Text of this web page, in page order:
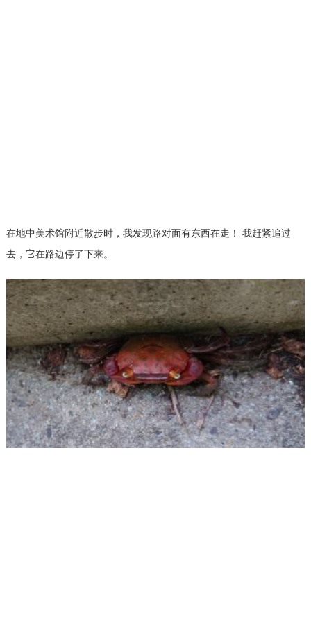
在地中美术馆附近散步时，我发现路对面有东西在走！ 我赶紧追过
去，它在路边停了下来。